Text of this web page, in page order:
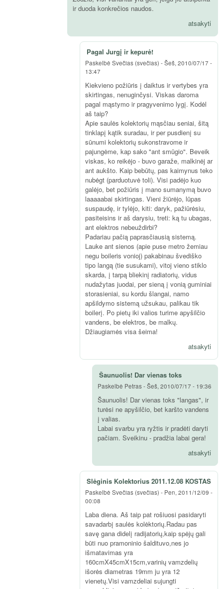
ir duoda konkrečios naudos.
atsakyti
Pagal Jurgį ir kepurė!
Paskelbė Svečias (svečias) -Šeš, 2010/07/17 -
13:47
Kiekvieno požiūris į daiktus ir vertybes yra
skirtingas, nenuginčysi. Viskas daroma
pagal mąstymo ir pragyvenimo lygį. Kodėl
aš taip?
Apie saulės kolektorių mąsčiau seniai, šitą
tinklapį kątik suradau, ir per pusdienį su
sūnumi kolektorių sukonstravome ir
pajungėme, kap sako "ant smūgio". Beveik
viskas, ko reikėjo - buvo garaže, malkinėj ar
ant aukšto. Kaip bebūtų, pas kaimynus teko
nubėgt (parduotuvė toli). Visi padėjo kuo
galėjo, bet požiūris į mano sumanymą buvo
laaaaabai skirtingas. Vieni žiūrėjo, lūpas
suspaudę, ir tylėjo, kiti: daryk, pažiūrėsiu,
pasiteisins ir aš darysiu, treti: ką tu ubagas,
ant elektros nebeuždirbi?
Padariau pačią paprasčiausią sistemą.
Lauke ant sienos (apie puse metro žemiau
negu boileris vonioj) pakabinau švediško
tipo langą (tie susukami), vitoj vieno stiklo
skarda, į tarpą bliekinį radiatorių, vidus
nudažytas juodai, per sieną į vonią guminiai
storasieniai, su kordu šlangai, namo
apšildymo sistemą užsukau, palikau tik
boilerį. Po pietų iki valios turime apyšilčio
vandens, be elektros, be malkų.
Džiaugiamės visa šeima!
atsakyti
Šaunuolis! Dar vienas toks
Paskelbė Petras-Šeš, 2010/07/17 - 19:36
Šaunuolis! Dar vienas toks "langas", ir
turėsi ne apyšilčio, bet karšto vandens
į valias.
Labai svarbu yra ryžtis ir pradėti daryti
pačiam. Sveikinu - pradžia labai gera!
atsakyti
Slėginis Kolektorius 2011.12.08 KOSTAS
Paskelbė Svečias (svečias) - Pen, 2011/12/09 -
00:08
Laba diena. Aš taip pat rošiuosi pasidaryti
savadarbį saulės kolėktorių.Radau pas
savę gana didelį radijatorių,kaip spėjų gali
būti nuo pramoninio šaldituvo,nes jo
išmatavimas yra
160cmX45cmX15cm,varinių vamzdelių
išorės diametras 19mm ju yra 12
vienetų.Visi vamzdeliai sujungti